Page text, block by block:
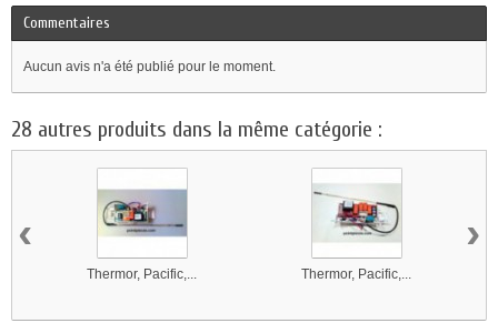
Commentaires
Aucun avis n'a été publié pour le moment.
28 autres produits dans la même catégorie :
Thermor, Pacific,... Thermor, Pacific,...
‹ ›